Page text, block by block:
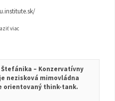
viac
– Konzervatívny
nezisková mimovládna
orientovaný think-tank.